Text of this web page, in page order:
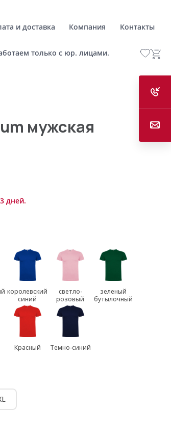
и доставка Компания Контакты
только с юр. лицами.
мужская
дней.
королевский
синий
светло-
розовый
зеленый
бутылочный
Красный Темно-синий